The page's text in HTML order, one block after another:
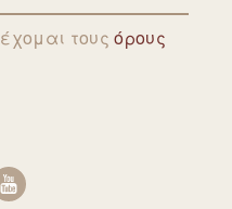
τουςόρους